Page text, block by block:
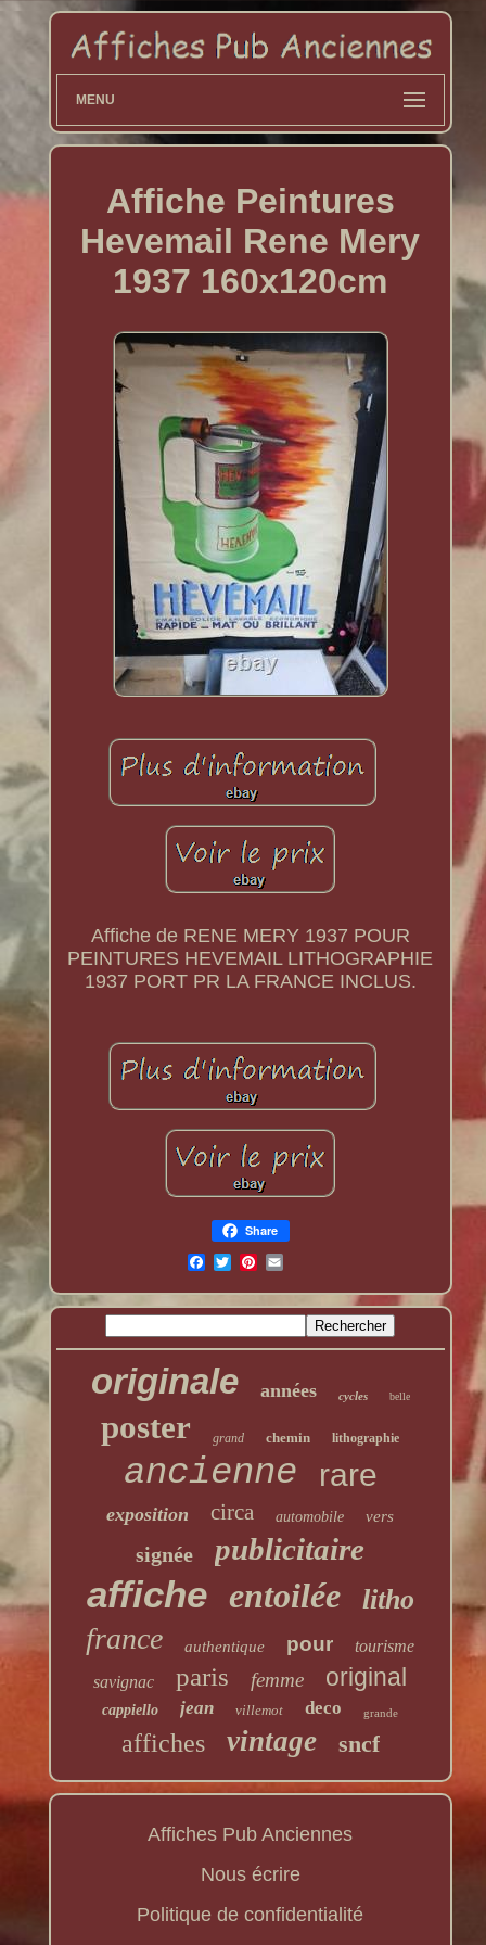
MENU
Affiche Peintures
Hevemail Rene Mery
1937 160x120cm
Affiche de RENE MERY 1937 POUR
PEINTURES HEVEMAIL LITHOGRAPHIE
1937 PORT PR LA FRANCE INCLUS.
Share
originale années cycles belle
poster grand chemin lithographie
ancienne rare
exposition circa automobile vers
signée publicitaire
affiche entoilée litho
france authentique pour
tourisme
savignac
paris femme original
cappiello jean villemot deco grande
affiches vintage sncf
Affiches Pub Anciennes
Nous écrire
Politique de confidentialité